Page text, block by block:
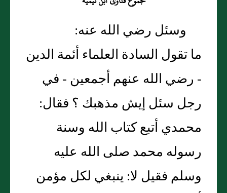
وسئل رضي الله عنه‏:‏
ما تقول السادة العلماء أئمة الدين
- رضي الله عنهم أجمعين - في
رجل سئل إيش مذهبك ‏؟‏ فقال‏:‏
محمدي أتبع كتاب الله وسنة
رسوله محمد صلى الله عليه
وسلم فقيل لا‏:‏ ينبغي لكل مؤمن